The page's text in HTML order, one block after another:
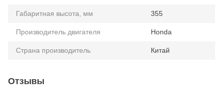
Габаритная высота, мм 355
Производитель двигателя Honda
Страна производитель Китай
Отзывы